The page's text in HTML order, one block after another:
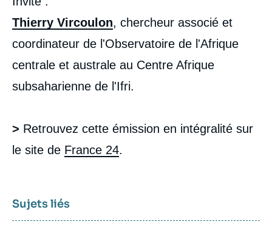
Thierry Vircoulon, chercheur associé et
coordinateur de l'Observatoire de l'Afrique
centrale et australe au Centre Afrique
subsaharienne de l'Ifri.
> Retrouvez cette émission en intégralité sur
le site de France 24.
Sujets liés